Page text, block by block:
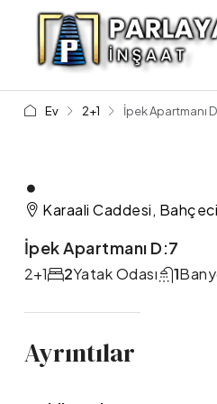
Ev 2+1 İpek Apartmanı
.
Karaali Caddesi,
İpek Apartmanı D:7
2+1 Yatak Odası
2 1
Ayrıntılar